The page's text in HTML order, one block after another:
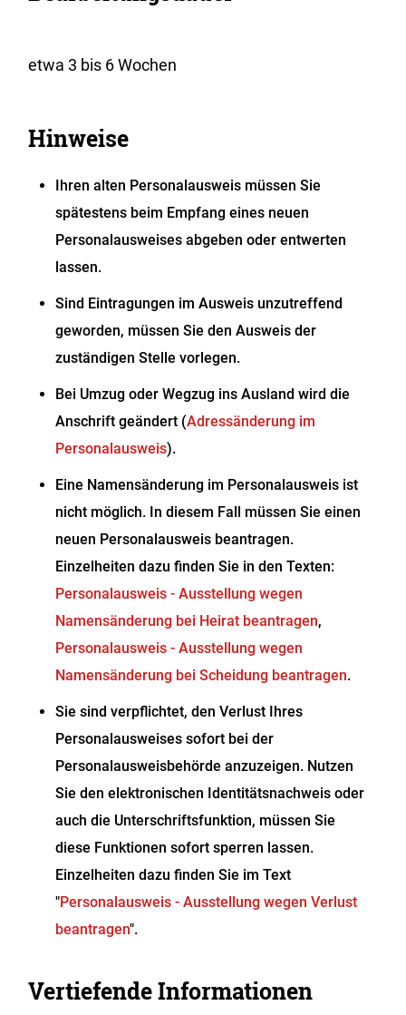
etwa 3 bis 6 Wochen
Hinweise
Ihren alten Personalausweis müssen Sie
spätestens beim Empfang eines neuen
Personalausweises abgeben oder entwerten
lassen.
Sind Eintragungen im Ausweis unzutreffend
geworden, müssen Sie den Ausweis der
zuständigen Stelle vorlegen.
Bei Umzug oder Wegzug ins Ausland wird die
Anschrift geändert (Adressänderung im
Personalausweis).
Eine Namensänderung im Personalausweis ist
nicht möglich. In diesem Fall müssen Sie einen
neuen Personalausweis beantragen.
Einzelheiten dazu finden Sie in den Texten:
Personalausweis - Ausstellung wegen
Namensänderung bei Heirat beantragen,
Personalausweis - Ausstellung wegen
Namensänderung bei Scheidung beantragen.
Sie sind verpflichtet, den Verlust Ihres
Personalausweises sofort bei der
Personalausweisbehörde anzuzeigen. Nutzen
Sie den elektronischen Identitätsnachweis oder
auch die Unterschriftsfunktion, müssen Sie
diese Funktionen sofort sperren lassen.
Einzelheiten dazu finden Sie im Text
"Personalausweis - Ausstellung wegen Verlust
beantragen".
Vertiefende Informationen